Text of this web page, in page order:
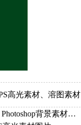
高光素材、溶图素材
水珠滴落水面溅起水花特写，Photoshop背景素材图片